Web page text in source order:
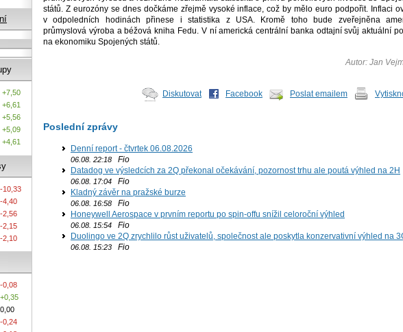
států. Z eurozóny se dnes dočkáme zřejmě vysoké inflace, což by mělo euro podpořit. Inflaci
v odpoledních hodinách přinese i statistika z USA. Kromě toho bude zveřejněna
průmyslová výroba a béžová kniha Fedu. V ní americká centrální banka odtajní svůj aktuální
na ekonomiku Spojených států.
Autor: Jan
Diskutovat Facebook Poslat emailem
Poslední zprávy
Denní report - čtvrtek 06.08.2026
06.08. 22:18 Fio
Datadog ve výsledcích za 2Q překonal očekávání, pozornost trhu ale poutá výhled na 2H
06.08. 17:04 Fio
Kladný závěr na pražské burze
06.08. 16:58 Fio
Honeywell Aerospace v prvním reportu po spin-offu snížil celoroční výhled
06.08. 15:54 Fio
Duolingo ve 2Q zrychlilo růst uživatelů, společnost ale poskytla konzervativní výhled na
06.08. 15:23 Fio
+7,50
+6,61
+5,56
+5,09
+4,61
-10,33
-4,40
-2,56
-2,15
-2,10
-0,08
+0,35
0,00
-0,24